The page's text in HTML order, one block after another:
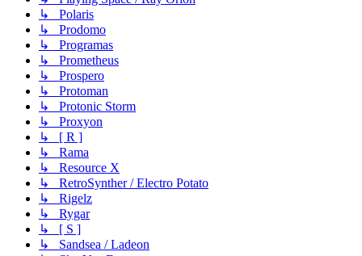
↳ Polaris
↳ Prodomo
↳ Programas
↳ Prometheus
↳ Prospero
↳ Protoman
↳ Protonic Storm
↳ Proxyon
↳ [ R ]
↳ Rama
↳ Resource X
↳ RetroSynther / Electro Potato
↳ Rigelz
↳ Rygar
↳ [ S ]
↳ Sandsea / Ladeon